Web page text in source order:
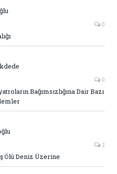
0
0
Bağımsızlığına Dair Bazı
2
Ölü Deniz Üzerine